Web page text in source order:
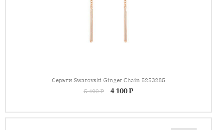
Серьги Swarovski Ginger Chain 5253285
5 490 ₽
4 100 ₽